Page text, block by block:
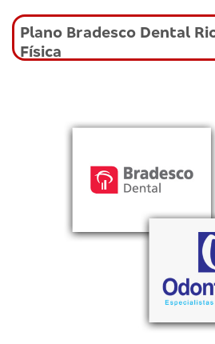
Plano Bradesco Dental
Física